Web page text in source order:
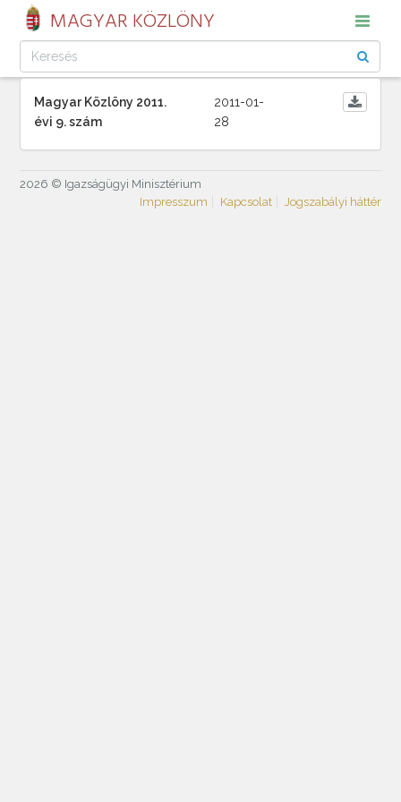
MAGYAR KÖZLÖNY
Magyar Közlöny 2011.
évi 9. szám
2011-01-
28
2026 © Igazságügyi Minisztérium
Impresszum
Kapcsolat Jogszabályi háttér